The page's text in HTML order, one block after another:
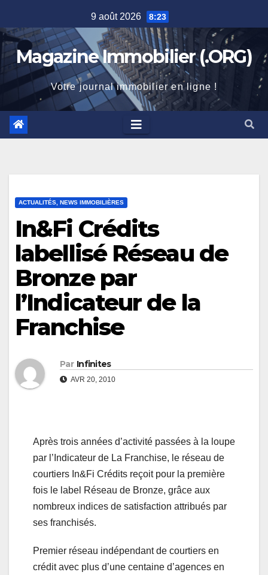
to
content
9 août 2026 8:23
Magazine Immobilier (.ORG)
Votre journal immobilier en ligne !
ACTUALITÉS, NEWS IMMOBILIÈRES
In&Fi Crédits
labellisé Réseau de
Bronze par
l’Indicateur de la
Franchise
Par Infinites
AVR 20, 2010
Après trois années d’activité passées à la loupe
par l’Indicateur de La Franchise, le réseau de
courtiers In&Fi Crédits reçoit pour la première
fois le label Réseau de Bronze, grâce aux
nombreux indices de satisfaction attribués par
ses franchisés.
Premier réseau indépendant de courtiers en
crédit avec plus d’une centaine d’agences en